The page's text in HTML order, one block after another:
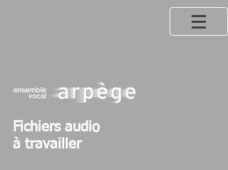
Fichiers audio
à travailler